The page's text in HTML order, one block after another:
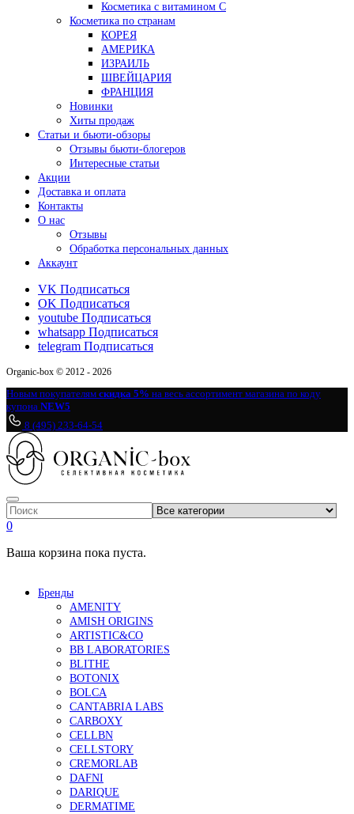
Косметика с витамином С
Косметика по странам
КОРЕЯ
АМЕРИКА
ИЗРАИЛЬ
ШВЕЙЦАРИЯ
ФРАНЦИЯ
Новинки
Хиты продаж
Статьи и бьюти-обзоры
Отзывы бьюти-блогеров
Интересные статьи
Акции
Доставка и оплата
Контакты
О нас
Отзывы
Обработка персональных данных
Аккаунт
VK Подписаться
OK Подписаться
youtube Подписаться
whatsapp Подписаться
telegram Подписаться
Organic-box © 2012 - 2026
Новым покупателям скидка 5% на весь ассортимент магазина по коду
купона NEW5
8 (495) 233-64-54
0
Ваша корзина пока пуста.
Бренды
AMENITY
AMISH ORIGINS
ARTISTIC&CO
BB LABORATORIES
BLITHE
BOTONIX
BOLCA
CANTABRIA LABS
CARBOXY
CELLBN
CELLSTORY
CREMORLAB
DAFNI
DARIQUE
DERMATIME